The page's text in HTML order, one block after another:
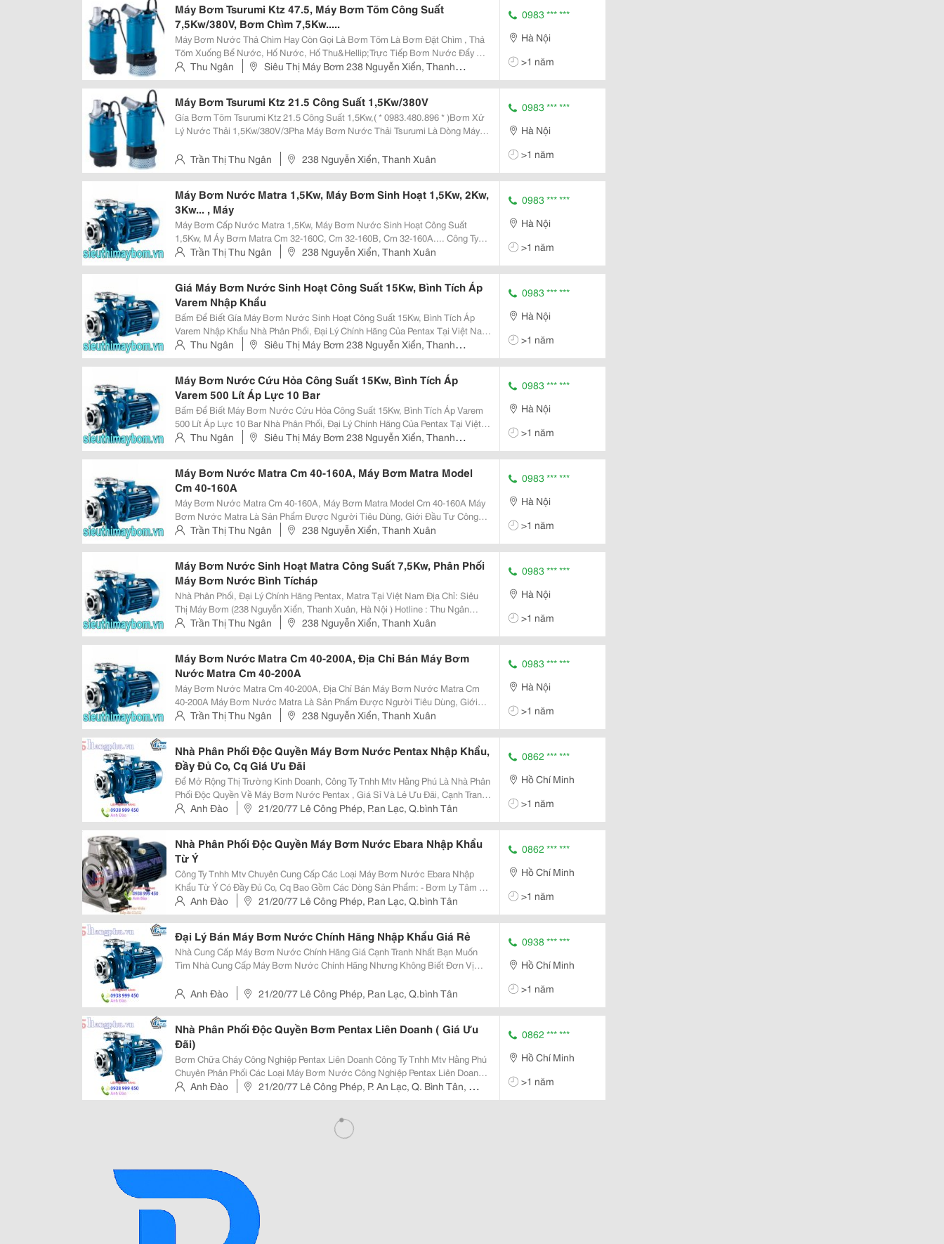
Máy Bơm Tsurumi Ktz 47.5, Máy Bơm Tõm Công Suất
7,5Kw/380V, Bơm Chìm 7,5Kw.....
Máy Bơm Nước Thả Chìm Hay Còn Gọi Là Bơm Tõm Là Bơm Đặt Chìm , Thả
Tõm Xuống Bể Nước, Hố Nước, Hố Thu&Hellip;Trực Tiếp Bơm Nước Đẩy Ra
Vị Trí Cần Thoát Nước, Trước Đây Khi Khoa Học Chưa Phát Triển Dòng Bơm
Nước Thải Được Ban Đầu Ra Đời Được Thiết Kế
Thu Ngân
Siêu Thị Máy Bơm 238 Nguyễn Xiển, Thanh
Xuân, Hà Nội
0983 *** ***
Hà Nội
>1 năm
Máy Bơm Tsurumi Ktz 21.5 Công Suất 1,5Kw/380V
Gía Bơm Tõm Tsurumi Ktz 21.5 Công Suất 1,5Kw,( * 0983.480.896 * )Bơm Xử
Lý Nước Thải 1,5Kw/380V/3Pha Máy Bơm Nước Thải Tsurumi Là Dòng Máy
Công Trình, Bơm Bể Phốt, Bơm Ao Hồ,Bơm Thi Công
Trần Thị Thu Ngân 238 Nguyễn Xiển, Thanh Xuân
0983 *** ***
Hà Nội
>1 năm
Máy Bơm Nước Matra 1,5Kw, Máy Bơm Sinh Hoạt 1,5Kw, 2Kw,
3Kw... , Máy
Máy Bơm Cấp Nước Matra 1,5Kw, Máy Bơm Nước Sinh Hoạt Công Suất
1,5Kw, M Áy Bơm Matra Cm 32-160C, Cm 32-160B, Cm 32-160A.... Công Ty
Cổ Phần Matra Quốc Tế - Là Đại Diện Nhập Khẩu Và Phân Phối Trực Tiếp Máy
Bơm Matra - Italya, Máy Bơm Tsurumi - Japa
Trần Thị Thu Ngân 238 Nguyễn Xiển, Thanh Xuân
0983 *** ***
Hà Nội
>1 năm
Giá Máy Bơm Nước Sinh Hoạt Công Suất 15Kw, Bình Tích Áp
Varem Nhập Khẩu
Bấm Để Biết Gía Máy Bơm Nước Sinh Hoạt Công Suất 15Kw, Bình Tích Áp
Varem Nhập Khẩu Nhà Phân Phối, Đại Lý Chính Hãng Của Pentax Tại Việt Nam
Địa Chỉ: Siêu Thị Máy Bơm (238 Nguyễn Xiển, Thanh Xuân, Hà Nội ) Hotline :
Thu Ngân 0983.480.896 ( Pkd ) Mail
Thu Ngân
Siêu Thị Máy Bơm 238 Nguyễn Xiển, Thanh
Xuân, Hà Nội
0983 *** ***
Hà Nội
>1 năm
Máy Bơm Nước Cứu Hỏa Công Suất 15Kw, Bình Tích Áp
Varem 500 Lít Áp Lực 10 Bar
Bấm Để Biết Máy Bơm Nước Cứu Hỏa Công Suất 15Kw, Bình Tích Áp Varem
500 Lít Áp Lực 10 Bar Nhà Phân Phối, Đại Lý Chính Hãng Của Pentax Tại Việt
Nam Địa Chỉ: Siêu Thị Máy Bơm (238 Nguyễn Xiển, Thanh Xuân, Hà Nội )
Hotline : Thu Ngân 0983.480 .896 ( Pkd
Thu Ngân
Siêu Thị Máy Bơm 238 Nguyễn Xiển, Thanh
Xuân, Hà Nội
0983 *** ***
Hà Nội
>1 năm
Máy Bơm Nước Matra Cm 40-160A, Máy Bơm Matra Model
Cm 40-160A
Máy Bơm Nước Matra Cm 40-160A, Máy Bơm Matra Model Cm 40-160A Máy
Bơm Nước Matra Là Sản Phẩm Được Người Tiêu Dùng, Giới Đầu Tư Công
Trình Đánh Giá Là Sản Phẩm Chất Lượng Tốt, Giá Cả Hợp Lý. Hiện Tại Trên Thị
Trường Dòng Sản Phẩm Này Có Mặt Và Được
Trần Thị Thu Ngân 238 Nguyễn Xiển, Thanh Xuân
0983 *** ***
Hà Nội
>1 năm
Máy Bơm Nước Sinh Hoạt Matra Công Suất 7,5Kw, Phân Phối
Máy Bơm Nước Bình Tícháp
Nhà Phân Phối, Đại Lý Chính Hãng Pentax, Matra Tại Việt Nam Địa Chỉ: Siêu
Thị Máy Bơm (238 Nguyễn Xiển, Thanh Xuân, Hà Nội ) Hotline : Thu Ngân
0983.480.896 ( Pkd ) Mail : Tranthithungan1890@Gmail.com Công Ty Cổ Phần
Matra Quốc Tế Xin Gửi Tới Quý Khá
Trần Thị Thu Ngân 238 Nguyễn Xiển, Thanh Xuân
0983 *** ***
Hà Nội
>1 năm
Máy Bơm Nước Matra Cm 40-200A, Địa Chỉ Bán Máy Bơm
Nước Matra Cm 40-200A
Máy Bơm Nước Matra Cm 40-200A, Địa Chỉ Bán Máy Bơm Nước Matra Cm
40-200A Máy Bơm Nước Matra Là Sản Phẩm Được Người Tiêu Dùng, Giới
Đầu Tư Công Trình Đánh Giá Là Sản Phẩm Chất Lượng Tốt, Giá Cả Hợp Lý.
Hiện Tại Trên Thị Trường Dòng Sản Phẩm Này Có Mặt
Trần Thị Thu Ngân 238 Nguyễn Xiển, Thanh Xuân
0983 *** ***
Hà Nội
>1 năm
Nhà Phân Phối Độc Quyền Máy Bơm Nước Pentax Nhập Khẩu,
Đầy Đủ Co, Cq Giá Ưu Đãi
Để Mở Rộng Thị Trường Kinh Doanh, Công Ty Tnhh Mtv Hằng Phú Là Nhà Phân
Phối Độc Quyền Về Máy Bơm Nước Pentax , Giá Sỉ Và Lẻ Ưu Đãi, Cạnh Tranh.
Công Ty Chúng Tôi Cam Kết Hàng Chính Hãng, Nhập Khẩu, Đầy Đủ Co,Cq.
Ngoài Ra, Công Ty Hằng Phú Còn
Anh Đào 21/20/77 Lê Công Phép, P.an Lạc, Q.bình Tân
0862 *** ***
Hồ Chí Minh
>1 năm
Nhà Phân Phối Độc Quyền Máy Bơm Nước Ebara Nhập Khẩu
Từ Ý
Công Ty Tnhh Mtv Chuyên Cung Cấp Các Loại Máy Bơm Nước Ebara Nhập
Khẩu Từ Ý Có Đầy Đủ Co, Cq Bao Gồm Các Dòng Sản Phẩm: - Bơm Ly Tâm 1
Tầng Cánh - Buồng Bơm Bằng Inox 304, Cánh Bơm Bằng Đồng, Model: Cdxm
70/05 (0.37Kw), Cdxm 90/10 (0.75Kw), Cdx
Anh Đào 21/20/77 Lê Công Phép, P.an Lạc, Q.bình Tân
0862 *** ***
Hồ Chí Minh
>1 năm
Đại Lý Bán Máy Bơm Nước Chính Hãng Nhập Khẩu Giá Rẻ
Nhà Cung Cấp Máy Bơm Nước Chính Hãng Giá Cạnh Tranh Nhất Bạn Muốn
Tìm Nhà Cung Cấp Máy Bơm Nước Chính Hãng Nhưng Không Biết Đơn Vị
Bơm Nước Nhập Khẩu Chính Hãng . Chúng
Anh Đào 21/20/77 Lê Công Phép, P.an Lạc, Q.bình Tân
0938 *** ***
Hồ Chí Minh
>1 năm
Nhà Phân Phối Độc Quyền Bơm Pentax Liên Doanh ( Giá Ưu
Đãi)
Bơm Chữa Cháy Công Nghiệp Pentax Liên Doanh Công Ty Tnhh Mtv Hằng Phú
Chuyên Phân Phối Các Loại Máy Bơm Nước Công Nghiệp Pentax Liên Doanh ,
Ngoài Ra Công Ty Còn Phân Phối Máy Bơm Nước Của Các Hãng Khác Như
Pentax Nhập Khẩu ( Có Đầy Đủ Co, Cq),
Anh Đào
21/20/77 Lê Công Phép, P. An Lạc, Q. Bình Tân, Tp
Hcm
0862 *** ***
Hồ Chí Minh
>1 năm